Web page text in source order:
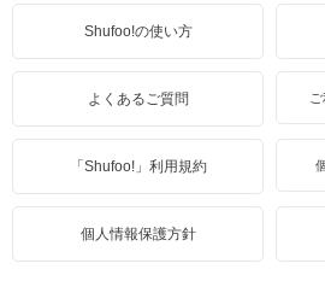
Shufoo!の使い方
よくあるご質問
「Shufoo!」利用規約
個人情報保護方針